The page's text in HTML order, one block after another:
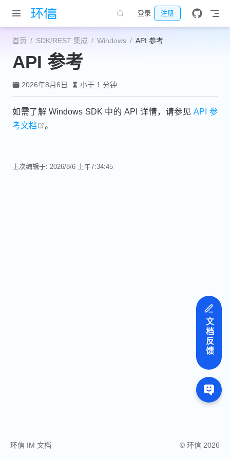
跳至主要內容
登录 注册
首页 SDK/REST 集成 Windows API 参考
API 参考
2026年8月6日 小于 1 分钟
如需了解 Windows SDK 中的 API 详情，请参见API 参
考文档
open in new window
。
上次编辑于: 2026/8/6 上午7:34:45
环信 IM 文档 © 环信 2026
文档反馈